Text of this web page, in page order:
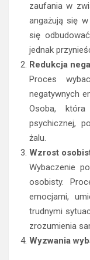
zaufania w
angażują się
się
jednak
Redukcja
Proces
negatywnych
Osoba,
psychicznej,
żalu.
Wzrost
Wybaczenie
osobisty.
emocjami,
trudnymi
zrozumienia
Wyzwania